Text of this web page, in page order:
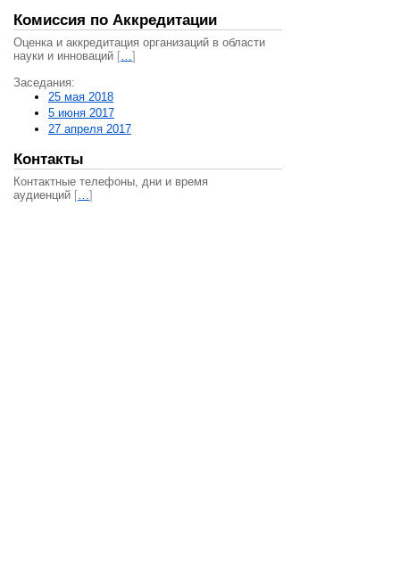
Комиссия по Аккредитации
Оценка и аккредитация организаций в области
науки и инноваций […]
Заседания:
25 мая 2018
5 июня 2017
27 апреля 2017
Контакты
Контактные телефоны, дни и время
аудиенций […]